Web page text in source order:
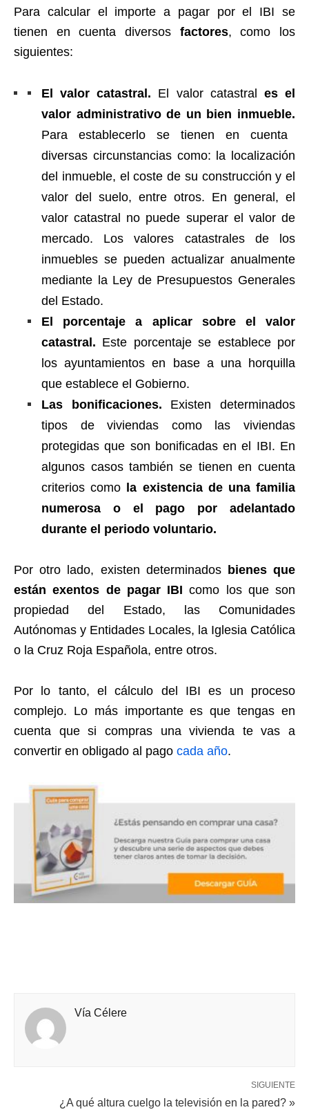
Para calcular el importe a pagar por el IBI se
tienen en cuenta diversos factores, como los
siguientes:
El valor catastral. El valor catastral es el
valor administrativo de un bien inmueble.
Para establecerlo se tienen en cuenta
diversas circunstancias como: la localización
del inmueble, el coste de su construcción y el
valor del suelo, entre otros. En general, el
valor catastral no puede superar el valor de
mercado. Los valores catastrales de los
inmuebles se pueden actualizar anualmente
mediante la Ley de Presupuestos Generales
del Estado.
El porcentaje a aplicar sobre el valor
catastral. Este porcentaje se establece por
los ayuntamientos en base a una horquilla
que establece el Gobierno.
Las bonificaciones. Existen determinados
tipos de viviendas como las viviendas
protegidas que son bonificadas en el IBI. En
algunos casos también se tienen en cuenta
criterios como la existencia de una familia
numerosa o el pago por adelantado
durante el periodo voluntario.
Por otro lado, existen determinados bienes que
están exentos de pagar IBI como los que son
propiedad del Estado, las Comunidades
Autónomas y Entidades Locales, la Iglesia Católica
o la Cruz Roja Española, entre otros.
Por lo tanto, el cálculo del IBI es un proceso
complejo. Lo más importante es que tengas en
cuenta que si compras una vivienda te vas a
convertir en obligado al pago cada año.
Vía Célere
SIGUIENTE
¿A qué altura cuelgo la televisión en la pared? »